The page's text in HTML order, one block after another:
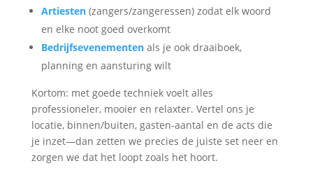
Artiesten (zangers/zangeressen) zodat elk woord
en elke noot goed overkomt
Bedrijfsevenementen als je ook draaiboek,
planning en aansturing wilt
Kortom: met goede techniek voelt alles
professioneler, mooier en relaxter. Vertel ons je
locatie, binnen/buiten, gasten-aantal en de acts die
je inzet—dan zetten we precies de juiste set neer en
zorgen we dat het loopt zoals het hoort.